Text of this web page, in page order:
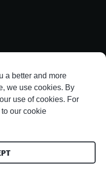
a better and more
we use cookies. By
use of cookies. For
our cookie